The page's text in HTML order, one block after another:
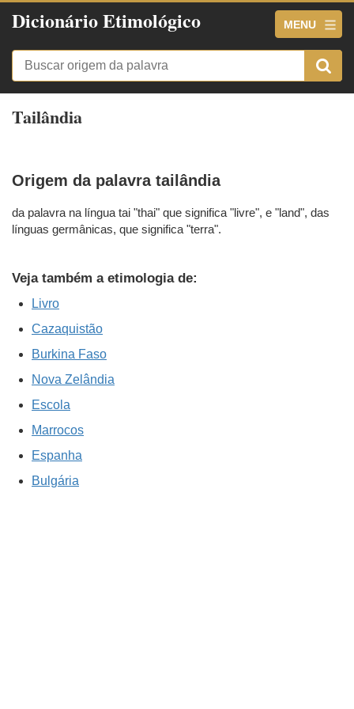
Dicionário Etimológico MENU
Tailândia
Origem da palavra tailândia
da palavra na língua tai "thai" que significa "livre", e "land", das
línguas germânicas, que significa "terra".
Veja também a etimologia de:
Livro
Cazaquistão
Burkina Faso
Nova Zelândia
Escola
Marrocos
Espanha
Bulgária